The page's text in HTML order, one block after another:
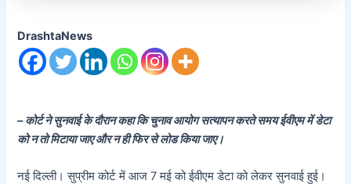
DrashtaNews
– कोर्ट ने सुनवाई के दौरान कहा कि चुनाव आयोग सत्यापन करते समय ईवीएम में डेटा
को न तो मिटाया जाए और न ही फिर से लोड किया जाए।
नई दिल्ली। सुप्रीम कोर्ट में आज 7 मई को ईवीएम डेटा को लेकर सुनवाई हुई।